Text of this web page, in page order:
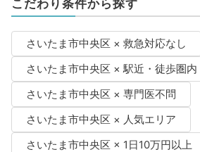
こだわり条件から探す
さいたま市中央区 × 救急対応なし
さいたま市中央区 × 駅近・徒歩圏内
さいたま市中央区 × 専門医不問
さいたま市中央区 × 人気エリア
さいたま市中央区 × 1日10万円以上